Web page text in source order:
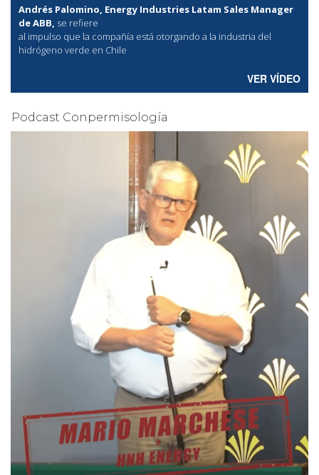
Andrés Palomino, Energy Industries Latam Sales Manager
de ABB, se refiere
al impulso que la compañía está otorgando a la industria del
hidrógeno verde en Chile
VER VÍDEO
Podcast Conpermisología